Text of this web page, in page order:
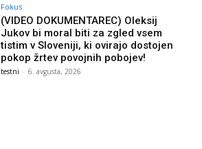
Fokus
(VIDEO DOKUMENTAREC) Oleksij
Jukov bi moral biti za zgled vsem
tistim v Sloveniji, ki ovirajo dostojen
pokop žrtev povojnih pobojev!
testni - 6. avgusta, 2026